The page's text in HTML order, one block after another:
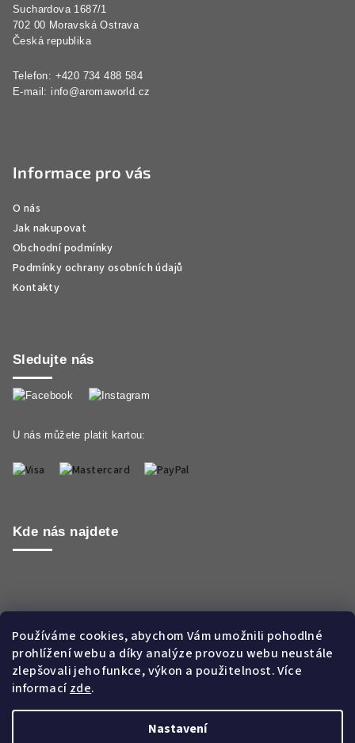
Používáme cookies, abychom Vám umožnili pohodlné
prohlížení webu a díky analýze provozu webu neustále
zlepšovali jeho funkce, výkon a použitelnost. Více
informacízde.
Nastavení
Suchardova 1687/1
702 00 Moravská Ostrava
Česká republika
Telefon: +420 734 488 584
E-mail: info@aromaworld.cz
Informace pro vás
O nás
Jak nakupovat
Obchodní podmínky
Podmínky ochrany osobních údajů
Kontakty
Sledujte nás
U nás můžete platit kartou:
Kde nás najdete